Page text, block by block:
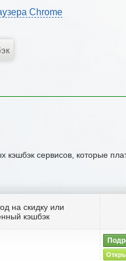
Chrome
сервисов, которые
на скидку или
кэшбэк